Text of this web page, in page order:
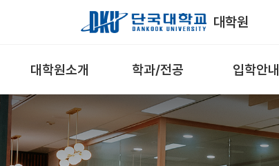
Skip to Main Content
대학원
대학원소개 학과/전공 입학안내